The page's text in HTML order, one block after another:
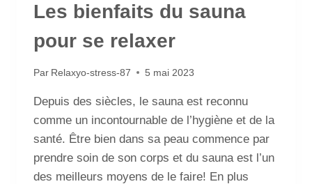
Les bienfaits du sauna
pour se relaxer
Par Relaxyo-stress-87 5 mai 2023
Depuis des siècles, le sauna est reconnu
comme un incontournable de l’hygiène et de la
santé. Être bien dans sa peau commence par
prendre soin de son corps et du sauna est l’un
des meilleurs moyens de le faire! En plus